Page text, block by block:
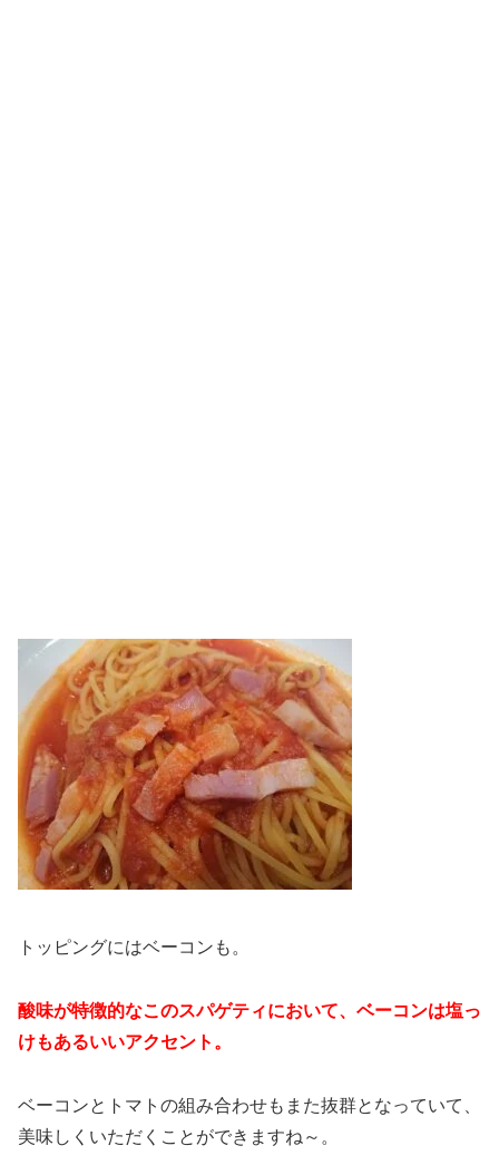
トッピングにはベーコンも。
酸味が特徴的なこのスパゲティにおいて、ベーコンは塩っ
けもあるいいアクセント。
ベーコンとトマトの組み合わせもまた抜群となっていて、
美味しくいただくことができますね～。